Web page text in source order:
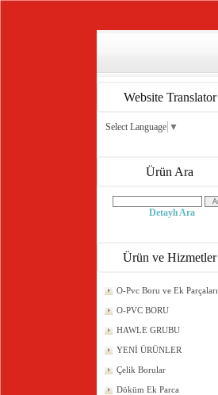
Website Translator
Select Language ▼
Ürün Ara
Detaylı Ara
Ürün ve Hizmetler
O-Pvc Boru ve Ek Parçaları
O-PVC BORU
HAWLE GRUBU
YENİ ÜRÜNLER
Çelik Borular
Döküm Ek Parca